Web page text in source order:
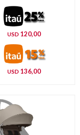
USD 120,00
USD 136,00